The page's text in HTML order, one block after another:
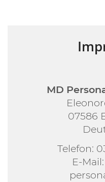
MD
07586
Telefon:
E-